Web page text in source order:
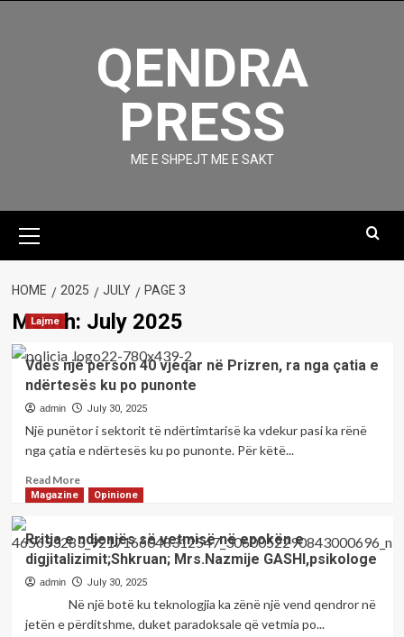
QENDRA
PRESS
ME E SHPEJT ME E SAKT
Menu
HOME 2025 JULY PAGE 3
Month: July 2025
Lajme
Vdes një person 40 vjeqar në Prizren, ra nga çatia e
ndërtesës ku po punonte
admin July 30, 2025
Një punëtor i sektorit të ndërtimtarisë ka vdekur pasi ka rënë
nga çatia e ndërtesës ku po punonte. Për këtë...
Read MoreRead
more
një
person
40
vjeqar
Prizren,
Magazine Opinione
Rritja e ndjenjës së vetmisë në epokën e
digjitalizimit;Shkruan; Mrs.Nazmije GASHI,psikologe
admin July 30, 2025
Në një botë ku teknologjia ka zënë një vend qendror në
jetën e përditshme, duket paradoksale që vetmia po...